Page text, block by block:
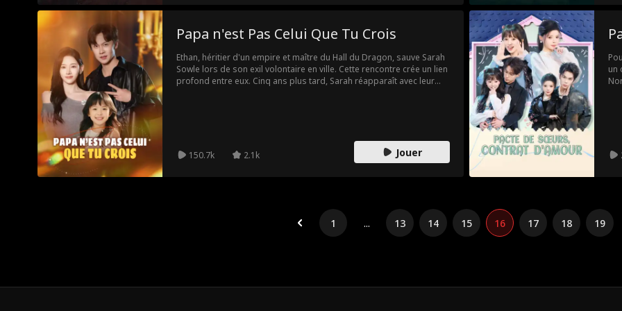
Papa n'est Pas Celui Que Tu Crois
Ethan, héritier d'un empire et maître du Hall du Dragon, sauve Sarah
Sowle lors de son exil volontaire en ville. Cette rencontre crée un lien
profond entre eux. Cinq ans plus tard, Sarah réapparaît avec leur
150.7k
2.1k Jouer
un
1 ... 13 14 15 16 17 18 19